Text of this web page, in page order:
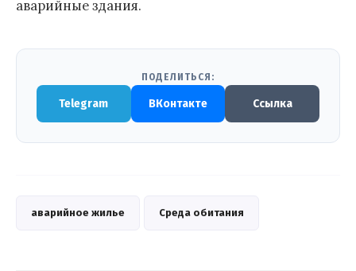
аварийные здания.
ПОДЕЛИТЬСЯ:
Telegram ВКонтакте Ссылка
аварийное жилье Среда обитания